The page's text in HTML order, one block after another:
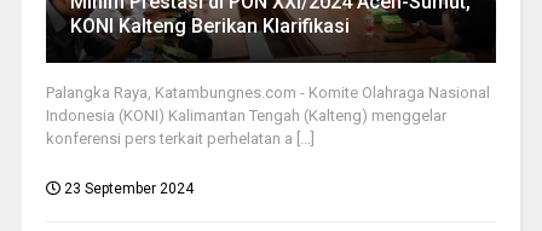
KONI Kalteng Berikan Klarifikasi
Palangka Raya, Katambungnes.com - Komite Olahraga Nasional
Indonesia (KONI) Kalimantan Tengah (Kalteng) menggelar
konferensi pers terkait perhelatan a [...]
23 September 2024